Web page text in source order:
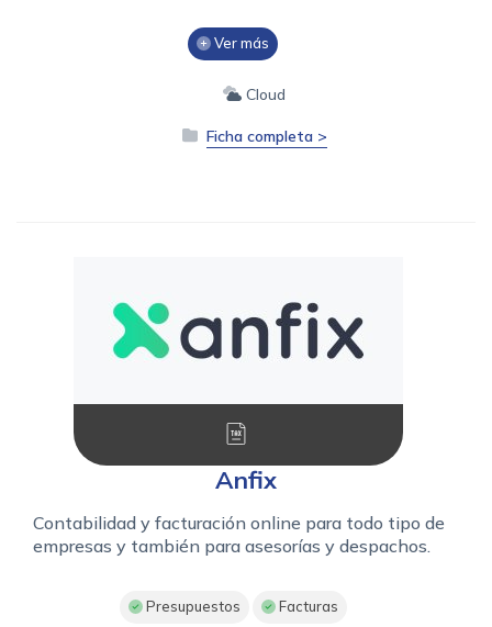
Ver más
Cloud
Ficha completa >
Anfix
Contabilidad y facturación online para todo tipo de
empresas y también para asesorías y despachos.
Presupuestos Facturas